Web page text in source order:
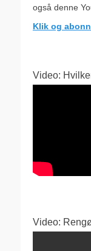
også denne
Klik og
Video:
Video: